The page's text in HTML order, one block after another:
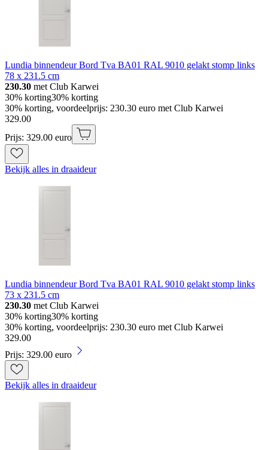
Lundia binnendeur Bord Tva BA01 RAL 9010 gelakt stomp links
78 x 231.5 cm
230.30 met Club Karwei
30% korting30% korting
30% korting, voordeelprijs: 230.30 euro met Club Karwei
329.00
Prijs: 329.00 euro
Bekijk alles in draaideur
Lundia binnendeur Bord Tva BA01 RAL 9010 gelakt stomp links
73 x 231.5 cm
230.30 met Club Karwei
30% korting30% korting
30% korting, voordeelprijs: 230.30 euro met Club Karwei
329.00
Prijs: 329.00 euro
Bekijk alles in draaideur